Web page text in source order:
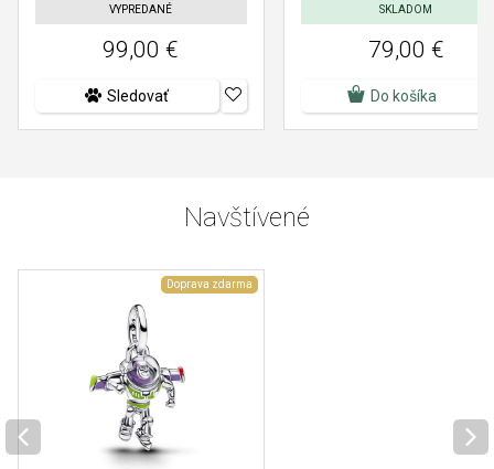
VYPREDANÉ
99,00 €
Sledovať
SKLADOM
79,00 €
Do košíka
Navštívené
Doprava zdarma